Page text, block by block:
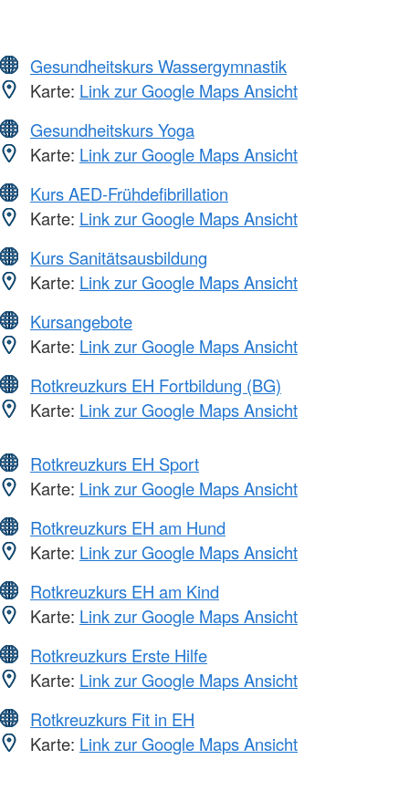
Gesundheitskurs Wassergymnastik
Karte: Link zur Google Maps Ansicht
Gesundheitskurs Yoga
Karte: Link zur Google Maps Ansicht
Kurs AED-Frühdefibrillation
Karte: Link zur Google Maps Ansicht
Kurs Sanitätsausbildung
Karte: Link zur Google Maps Ansicht
Kursangebote
Karte: Link zur Google Maps Ansicht
Rotkreuzkurs EH Fortbildung (BG)
Karte: Link zur Google Maps Ansicht
Rotkreuzkurs EH Sport
Karte: Link zur Google Maps Ansicht
Rotkreuzkurs EH am Hund
Karte: Link zur Google Maps Ansicht
Rotkreuzkurs EH am Kind
Karte: Link zur Google Maps Ansicht
Rotkreuzkurs Erste Hilfe
Karte: Link zur Google Maps Ansicht
Rotkreuzkurs Fit in EH
Karte: Link zur Google Maps Ansicht